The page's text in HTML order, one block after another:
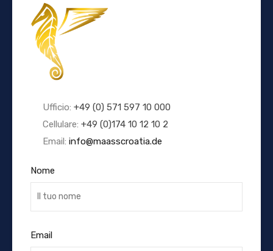
Ufficio: +49 (0) 571 597 10 000
Cellulare: +49 (0)174 10 12 10 2
Email: info@maasscroatia.de
Nome
Email